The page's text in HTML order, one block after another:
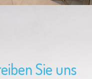
Sie uns